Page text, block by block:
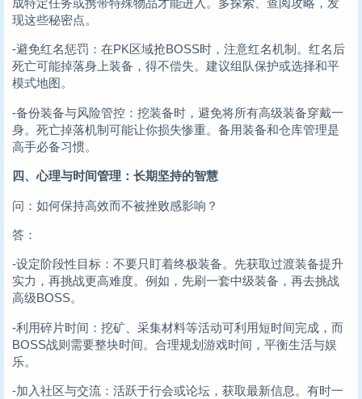
成特定任务或携带特殊物品才能进入。多探索、查阅攻略，发
现这些秘密点。
-避免红名惩罚：在PK区域抢BOSS时，注意红名机制。红名后
死亡可能掉落身上装备，得不偿失。建议组队保护或选择和平
模式地图。
-备份装备与风险管控：挖装备时，避免将所有高级装备穿戴一
身。死亡掉落机制可能让你损失惨重。备用装备和仓库管理是
高手必备习惯。
四、心理与时间管理：长期坚持的智慧
问：如何保持高效而不被挫败感影响？
答：
-设定阶段性目标：不要只盯着终极装备。先获取过渡装备提升
实力，再挑战更高难度。例如，先刷一套中级装备，再去挑战
高级BOSS。
-利用碎片时间：挖矿、采集材料等活动可利用短时间完成，而
BOSS战则需要整块时间。合理规划游戏时间，平衡生活与娱
乐。
-加入社区与交流：活跃于行会或论坛，获取最新信息。有时一